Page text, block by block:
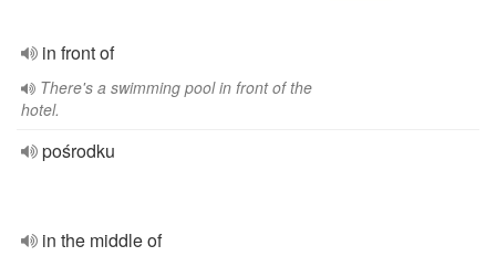
in front of
There's a swimming pool in front of the
hotel.
pośrodku
in the middle of